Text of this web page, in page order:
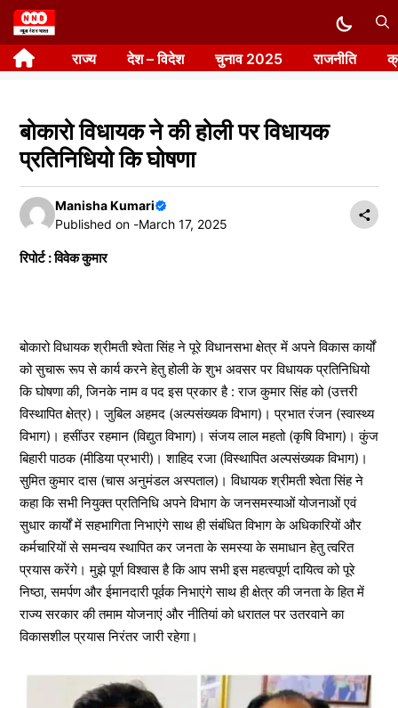
Skip
to
content राज्य देश – विदेश चुनाव 2025 राजनीति
बोकारो विधायक ने की होली पर विधायक
प्रतिनिधियो कि घोषणा
Manisha Kumari
Published on -March 17, 2025
रिपोर्ट : विवेक कुमार
बोकारो विधायक श्रीमती श्वेता सिंह ने पूरे विधानसभा क्षेत्र में अपने विकास कार्यों
को सुचारू रूप से कार्य करने हेतु होली के शुभ अवसर पर विधायक प्रतिनिधियो
कि घोषणा की, जिनके नाम व पद इस प्रकार है : राज कुमार सिंह को (उत्तरी
विस्थापित क्षेत्र)। जुबिल अहमद (अल्पसंख्यक विभाग)। प्रभात रंजन (स्वास्थ्य
विभाग)। हसींउर रहमान (विद्युत विभाग)। संजय लाल महतो (कृषि विभाग)। कुंज
बिहारी पाठक (मीडिया प्रभारी)। शाहिद रजा (विस्थापित अल्पसंख्यक विभाग)।
सुमित कुमार दास (चास अनुमंडल अस्पताल)। विधायक श्रीमती श्वेता सिंह ने
कहा कि सभी नियुक्त प्रतिनिधि अपने विभाग के जनसमस्याओं योजनाओं एवं
सुधार कार्यों में सहभागिता निभाएंगे साथ ही संबंधित विभाग के अधिकारियों और
कर्मचारियों से समन्वय स्थापित कर जनता के समस्या के समाधान हेतु त्वरित
प्रयास करेंगे। मुझे पूर्ण विश्वास है कि आप सभी इस महत्वपूर्ण दायित्व को पूरे
निष्ठा, समर्पण और ईमानदारी पूर्वक निभाएंगे साथ ही क्षेत्र की जनता के हित में
राज्य सरकार की तमाम योजनाएं और नीतियां को धरातल पर उतरवाने का
विकासशील प्रयास निरंतर जारी रहेगा।